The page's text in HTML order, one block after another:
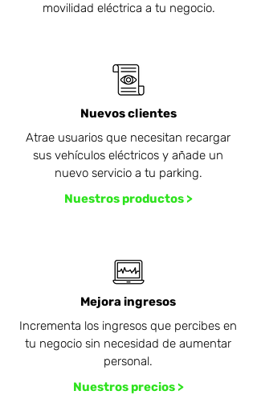
movilidad eléctrica a tu negocio.
Nuevos clientes
Atrae usuarios que necesitan recargar
sus vehículos eléctricos y añade un
nuevo servicio a tu parking.
Nuestros productos >
Mejora ingresos
Incrementa los ingresos que percibes en
tu negocio sin necesidad de aumentar
personal.
Nuestros precios >